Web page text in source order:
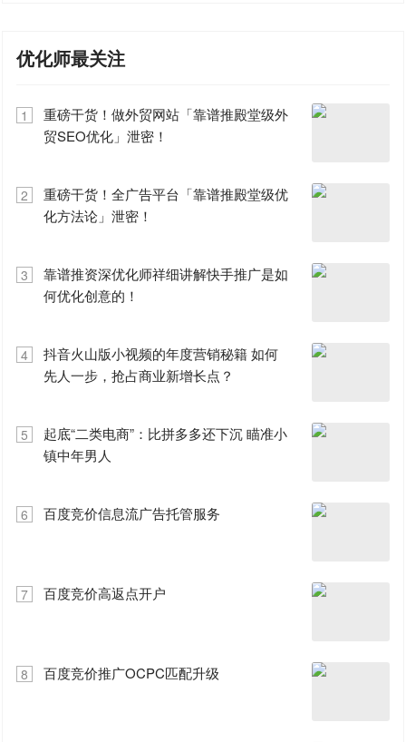
优化师最关注
1
重磅干货！做外贸网站「靠谱推殿堂级外
贸SEO优化」泄密！
2
重磅干货！全广告平台「靠谱推殿堂级优
化方法论」泄密！
3
靠谱推资深优化师祥细讲解快手推广是如
何优化创意的！
4
抖音火山版小视频的年度营销秘籍 如何
先人一步，抢占商业新增长点？
5
起底“二类电商”：比拼多多还下沉 瞄准小
镇中年男人
6 百度竞价信息流广告托管服务
7 百度竞价高返点开户
8 百度竞价推广OCPC匹配升级